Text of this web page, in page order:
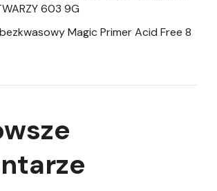
603 9G
Magic Primer Acid Free 8